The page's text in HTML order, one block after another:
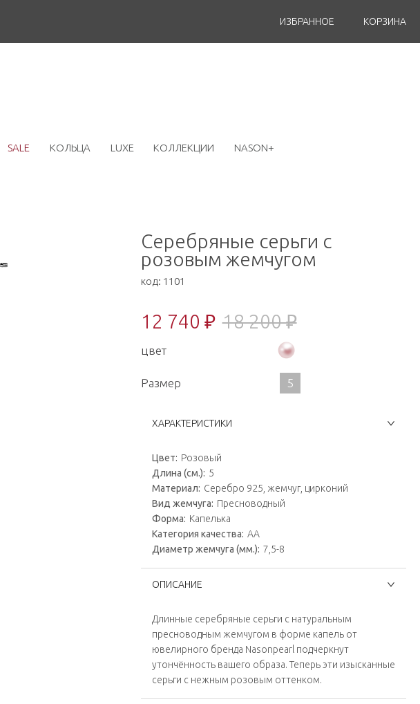
ИЗБРАННОЕ КОРЗИНА
SALE КОЛЬЦА LUXE КОЛЛЕКЦИИ NASON+
Серебряные серьги с
розовым жемчугом
код: 1101
12 740 ₽ 18 200 ₽
цвет
Размер 5
ХАРАКТЕРИСТИКИ
Цвет: Розовый
Длина (см.): 5
Материал: Серебро 925, жемчуг, цирконий
Вид жемчуга: Пресноводный
Форма: Капелька
Категория качества: AA
Диаметр жемчуга (мм.): 7,5-8
ОПИСАНИЕ
Длинные серебряные серьги с натуральным
пресноводным жемчугом в форме капель от
ювелирного бренда Nasonpearl подчеркнут
утончённость вашего образа. Теперь эти изысканные
серьги с нежным розовым оттенком.